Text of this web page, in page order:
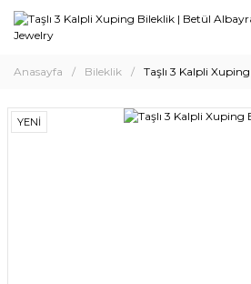
Anasayfa Bileklik Taşlı 3 Kalpli
YENİ